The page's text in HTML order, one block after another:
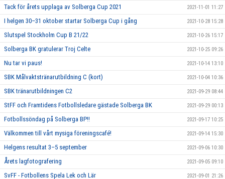
Tack för årets upplaga av Solberga Cup 2021 2021-11-01 11:27
I helgen 30–31 oktober startar Solberga Cup i gång 2021-10-28 15:28
Slutspel Stockholm Cup B 21/22 2021-10-26 15:17
Solberga BK gratulerar Troj Celte 2021-10-25 09:26
Nu tar vi paus! 2021-10-14 13:10
SBK Målvaktstränarutbildning C (kort) 2021-10-04 10:36
SBK tränarutbildningen C2 2021-09-29 08:44
StFF och Framtidens Fotbollsledare gästade Solberga BK 2021-09-29 00:13
Fotbollssöndag på Solberga BP!! 2021-09-17 10:25
Välkommen till vårt mysiga föreningscafé! 2021-09-14 15:30
Helgens resultat 3–5 september 2021-09-06 10:30
Årets lagfotografering 2021-09-05 09:10
SvFF - Fotbollens Spela Lek och Lär 2021-09-01 21:26